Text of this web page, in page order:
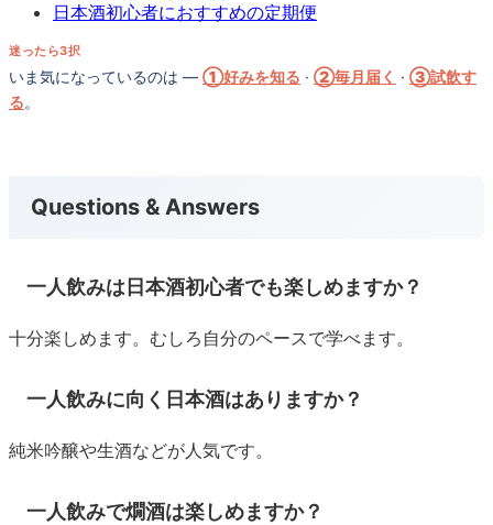
日本酒初心者におすすめの定期便
迷ったら3択
いま気になっているのは — ①好みを知る · ②毎月届く · ③試飲す
る。
Questions & Answers
一人飲みは日本酒初心者でも楽しめますか？
十分楽しめます。むしろ自分のペースで学べます。
一人飲みに向く日本酒はありますか？
純米吟醸や生酒などが人気です。
一人飲みで燗酒は楽しめますか？